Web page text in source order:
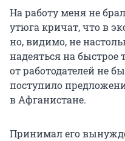
На работу меня не
утюга кричат, что в
но, видимо, не
надеяться на быстрое
от работодателей не
поступило
в Афганистане.
Принимал его